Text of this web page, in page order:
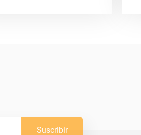
Suscribir